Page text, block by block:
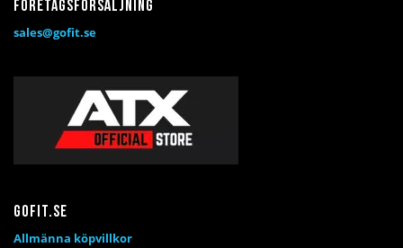
Företagsförsäljning
sales@gofit.se
Gofit.se
Allmänna köpvillkor